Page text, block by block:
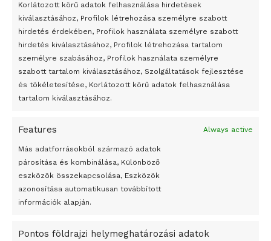
Korlátozott körű adatok felhasználása hirdetések
kiválasztásához, Profilok létrehozása személyre szabott
hirdetés érdekében, Profilok használata személyre szabott
hirdetés kiválasztásához, Profilok létrehozása tartalom
személyre szabásához, Profilok használata személyre
szabott tartalom kiválasztásához, Szolgáltatások fejlesztése
és tökéletesítése, Korlátozott körű adatok felhasználása
tartalom kiválasztásához.
Features Always active
Más adatforrásokból származó adatok
párosítása és kombinálása, Különböző
eszközök összekapcsolása, Eszközök
azonosítása automatikusan továbbított
információk alapján.
Pontos földrajzi helymeghatározási adatok
Átmenetileg szünetelnek az összecsapások Bahmutnál
Egy vagyonért adták el Banksy művét miután elégették.
Az 1950-ben elhunyt alkotók művei szabadon
felhasználhatóvá válnak
Peking – A visegrádi országok zsidó kulturális örökségét
bemutató fotókiállítás nyílt
Megveszi az osztrák Wienerberger az amerikai Meridian
Bricket
A Startup Campus egyetemi programjainak legjobbjai az
A Ringo Starr új albummal jelentkezik